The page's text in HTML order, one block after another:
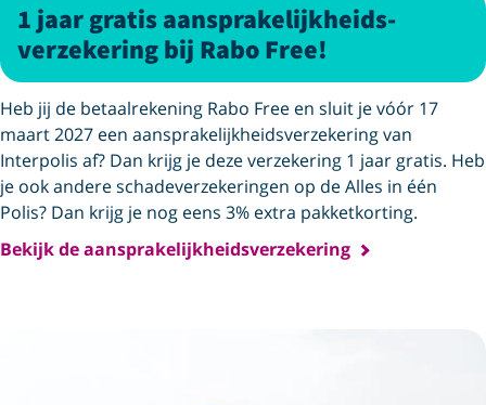
1 jaar gratis aansprakelijkheids­
verzekering bij Rabo Free!
Heb jij de betaalrekening Rabo Free en sluit je vóór 17
maart 2027 een aansprakelijkheids­verzekering van
Interpolis af? Dan krijg je deze verzekering 1 jaar gratis. Heb
je ook andere schadeverzekeringen op de Alles in één
Polis? Dan krijg je nog eens 3% extra pakketkorting.
Bekijk de aansprakelijkheidsverzekering